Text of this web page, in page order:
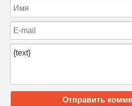
Отправить